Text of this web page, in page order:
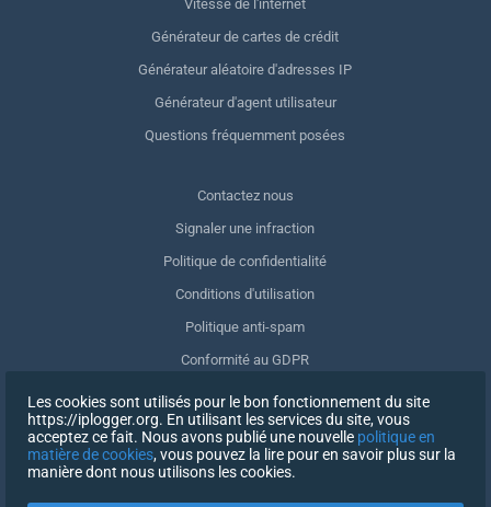
Vitesse de l'internet
Générateur de cartes de crédit
Générateur aléatoire d'adresses IP
Générateur d'agent utilisateur
Questions fréquemment posées
Contactez nous
Signaler une infraction
Politique de confidentialité
Conditions d'utilisation
Politique anti-spam
Conformité au GDPR
Supprimer mes données
Retrait du consentement
Les cookies sont utilisés pour le bon fonctionnement du site
https://iplogger.org. En utilisant les services du site, vous
acceptez ce fait. Nous avons publié une nouvelle politique en
matière de cookies, vous pouvez la lire pour en savoir plus sur la
manière dont nous utilisons les cookies.